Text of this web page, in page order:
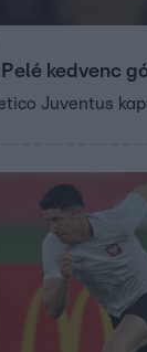
kedvenc
Juventus